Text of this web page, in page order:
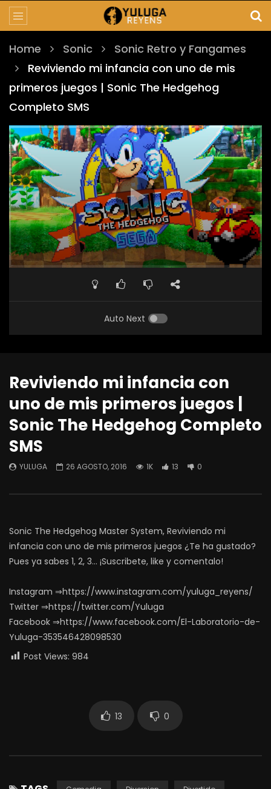
Home Sonic
Sonic Retro y Fangames
Reviviendo mi infancia con uno de mis
primeros juegos | Sonic The Hedgehog
Completo SMS
Auto Next
Reviviendo mi infancia con
uno de mis primeros juegos |
Sonic The Hedgehog Completo
SMS
YULUGA 26 AGOSTO, 2016 1K 13 0
Sonic The Hedgehog Master System, Reviviendo mi
infancia con uno de mis primeros juegos ¿Te ha gustado?
Pues ya sabes 1, 2, 3… ¡Suscribete, like y comentalo!
Instagram ⇒https://www.instagram.com/yuluga_reyens/
Twitter ⇒https://twitter.com/Yuluga
Facebook ⇒https://www.facebook.com/El-Laboratorio-de-
Yuluga-353546428098530
Post Views: 984
13 0